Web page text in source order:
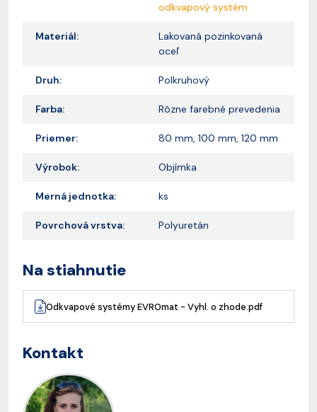
odkvapový systém
Materiál:
Lakovaná pozinkovaná
oceľ
Druh: Polkruhový
Farba: Rôzne farebné prevedenia
Priemer: 80 mm, 100 mm, 120 mm
Výrobok: Objímka
Merná jednotka: ks
Povrchová vrstva: Polyuretán
Na stiahnutie
Odkvapové systémy EVROmat - Vyhl. o zhode.pdf
Kontakt